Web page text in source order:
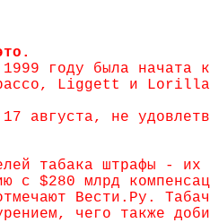
году была начата
Liggett и
августа, не
табака штрафы - их
с $280 млрд
Вести.Ру.
чего также